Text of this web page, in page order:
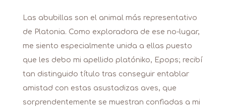
Las abubillas son el animal más representativo
de Platonia. Como exploradora de ese no-lugar,
me siento especialmente unida a ellas puesto
que les debo mi apellido platóniko, Epops; recibí
tan distinguido título tras conseguir entablar
amistad con estas asustadizas aves, que
sorprendentemente se muestran confiadas a mi